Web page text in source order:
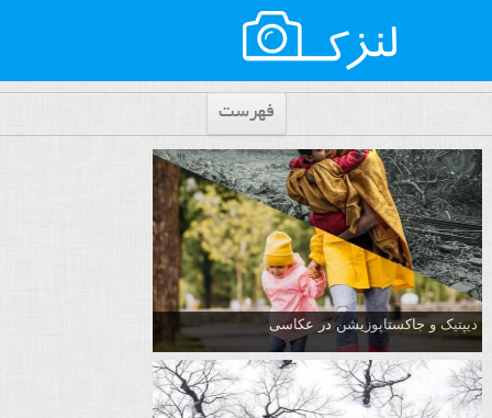
فهرست
دیپتیک و جاکستا‌پوزیشن در عکاسی